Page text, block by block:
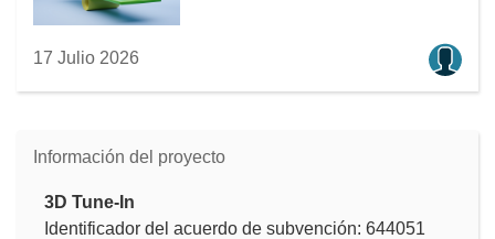
17 Julio 2026
Información del proyecto
3D Tune-In
Identificador del acuerdo de subvención: 644051